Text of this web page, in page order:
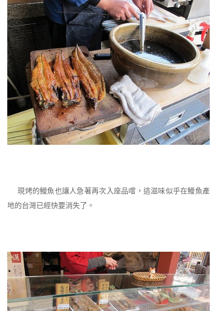
現烤的鰻魚也讓人急著再次入座品嚐，這滋味似乎在鰻魚產
地的台灣已經快要消失了。